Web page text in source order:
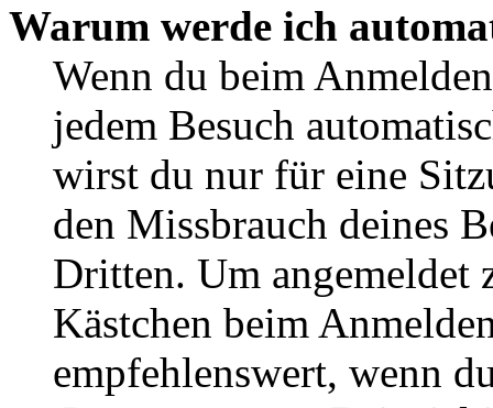
Warum werde ich
Wenn du beim
jedem Besuch
wirst du nur für eine
den Missbrauch deines
Dritten. Um angemeldet
Kästchen beim
empfehlenswert, wenn